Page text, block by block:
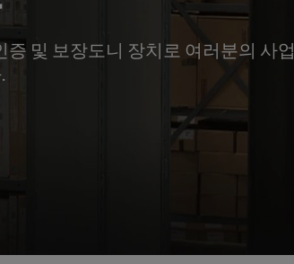
증 및 보장도니 장치로 여러분의 사업